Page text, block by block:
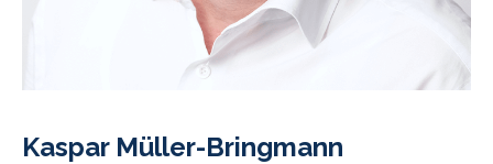
Kaspar Müller-Bringmann